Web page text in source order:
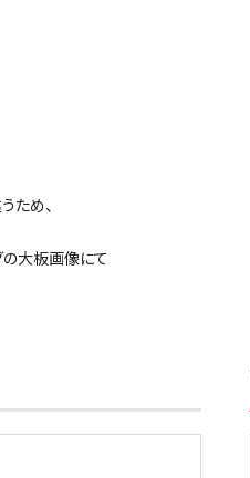
ため、
の大板画像にて